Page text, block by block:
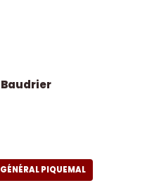
Baudrier
GÉNÉRAL PIQUEMAL